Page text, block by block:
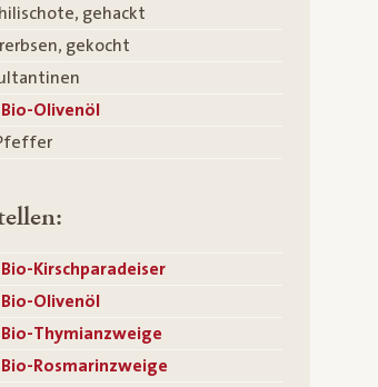
gehackt
gekocht
Bio-Olivenöl
Bio-Kirschparadeiser
Bio-Olivenöl
Bio-Thymianzweige
Bio-Rosmarinzweige